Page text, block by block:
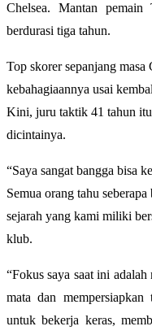
Chelsea. Mantan
berdurasi tiga tahun.
Top skorer sepanjang
kebahagiaannya usai
Kini, juru taktik 41 tahun
dicintainya.
“Saya sangat bangga bisa
Semua orang tahu
sejarah yang kami miliki
klub.
“Fokus saya saat ini
mata dan
untuk bekerja keras,